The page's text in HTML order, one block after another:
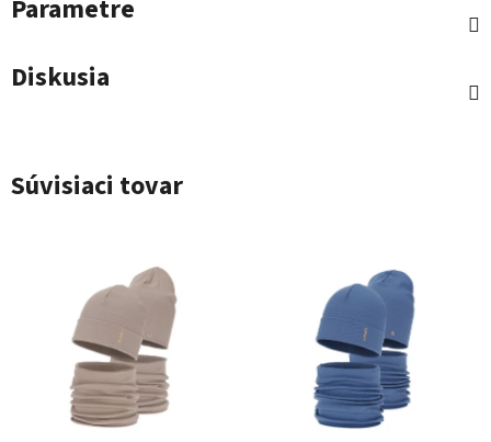
Parametre
Diskusia
Súvisiaci tovar